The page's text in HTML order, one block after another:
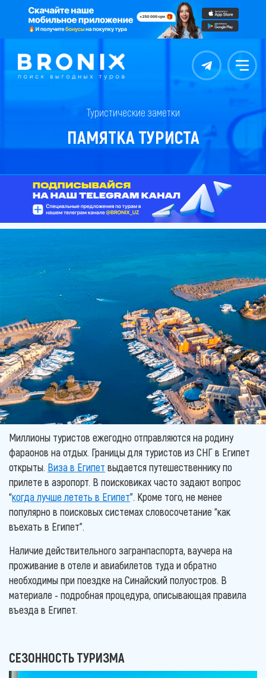
Контакты Меню
Туристические заметки
ПАМЯТКА ТУРИСТА
Миллионы туристов ежегодно отправляются на родину
фараонов на отдых. Границы для туристов из СНГ в Египет
открыты. Виза в Египет выдается путешественнику по
прилете в аэропорт. В поисковиках часто задают вопрос
“когда лучше лететь в Египет”. Кроме того, не менее
популярно в поисковых системах словосочетание “как
въехать в Египет”.
Наличие действительного загранпаспорта, ваучера на
проживание в отеле и авиабилетов туда и обратно
необходимы при поездке на Синайский полуостров. В
материале - подробная процедура, описывающая правила
въезда в Египет.
СЕЗОННОСТЬ ТУРИЗМА